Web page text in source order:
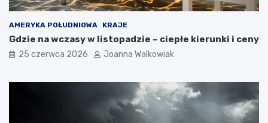
AMERYKA POŁUDNIOWA KRAJE
Gdzie na wczasy w listopadzie – ciepłe kierunki i ceny
25 czerwca 2026 Joanna Walkowiak